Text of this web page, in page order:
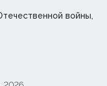
войны,